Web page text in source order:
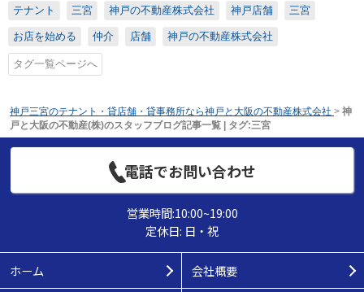
テナント 三宮 神戸の不動産株式会社 神戸店舗 三宮
お店を始める 仲介 店舗 神戸の不動産株式会社
タグ一覧ページへ
神戸三宮のテナント・貸店舗・貸事務所なら神戸と大阪の不動産株式会社 > 神
戸と大阪の不動産(株)のスタッフブログ記事一覧 | タグ:三宮
電話でお問い合わせ
営業時間:10:00~19:00
定休日: 日・祝
ホーム 会社概要